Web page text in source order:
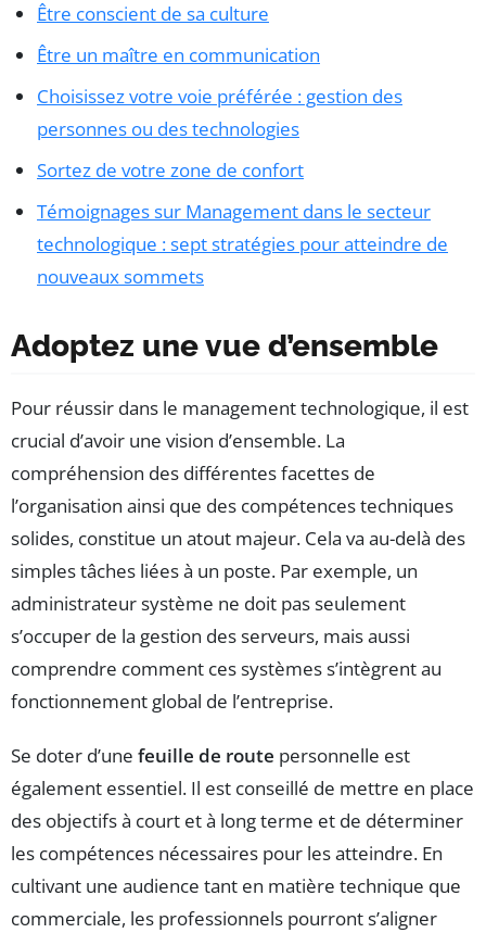
Être conscient de sa culture
Être un maître en communication
Choisissez votre voie préférée : gestion des
personnes ou des technologies
Sortez de votre zone de confort
Témoignages sur Management dans le secteur
technologique : sept stratégies pour atteindre de
nouveaux sommets
Adoptez une vue d’ensemble
Pour réussir dans le management technologique, il est
crucial d’avoir une vision d’ensemble. La
compréhension des différentes facettes de
l’organisation ainsi que des compétences techniques
solides, constitue un atout majeur. Cela va au-delà des
simples tâches liées à un poste. Par exemple, un
administrateur système ne doit pas seulement
s’occuper de la gestion des serveurs, mais aussi
comprendre comment ces systèmes s’intègrent au
fonctionnement global de l’entreprise.
Se doter d’une feuille de route personnelle est
également essentiel. Il est conseillé de mettre en place
des objectifs à court et à long terme et de déterminer
les compétences nécessaires pour les atteindre. En
cultivant une audience tant en matière technique que
commerciale, les professionnels pourront s’aligner